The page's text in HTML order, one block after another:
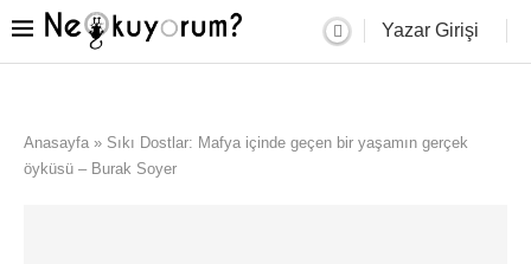
Yazar Girişi
Anasayfa » Sıkı Dostlar: Mafya içinde geçen bir yaşamın gerçek
öyküsü – Burak Soyer